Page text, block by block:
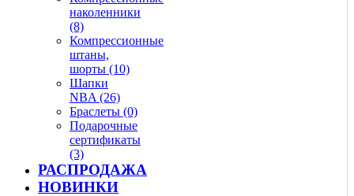
наколенники
(8)
Компрессионные
штаны,
шорты (10)
Шапки
NBA (26)
Браслеты (0)
Подарочные
сертификаты
(3)
РАСПРОДАЖА
НОВИНКИ